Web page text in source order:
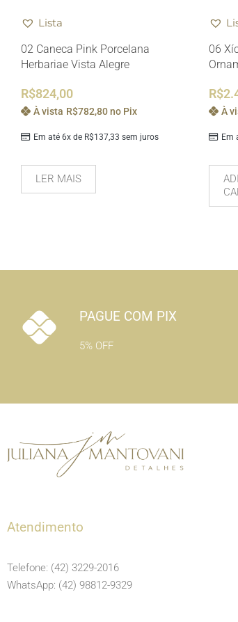
Lista
02 Caneca Pink Porcelana
Herbariae Vista Alegre
R$824,00
Em até 6x de R$137,33 sem juros
À vista R$782,80 no Pix
LER MAIS
06
R$
Em
À
PAGUE COM PIX
5% OFF
Atendimento
Telefone: (42) 3229-2016
WhatsApp: (42) 98812-9329